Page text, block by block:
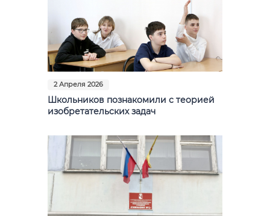
2 Апреля 2026
Школьников познакомили с теорией
изобретательских задач